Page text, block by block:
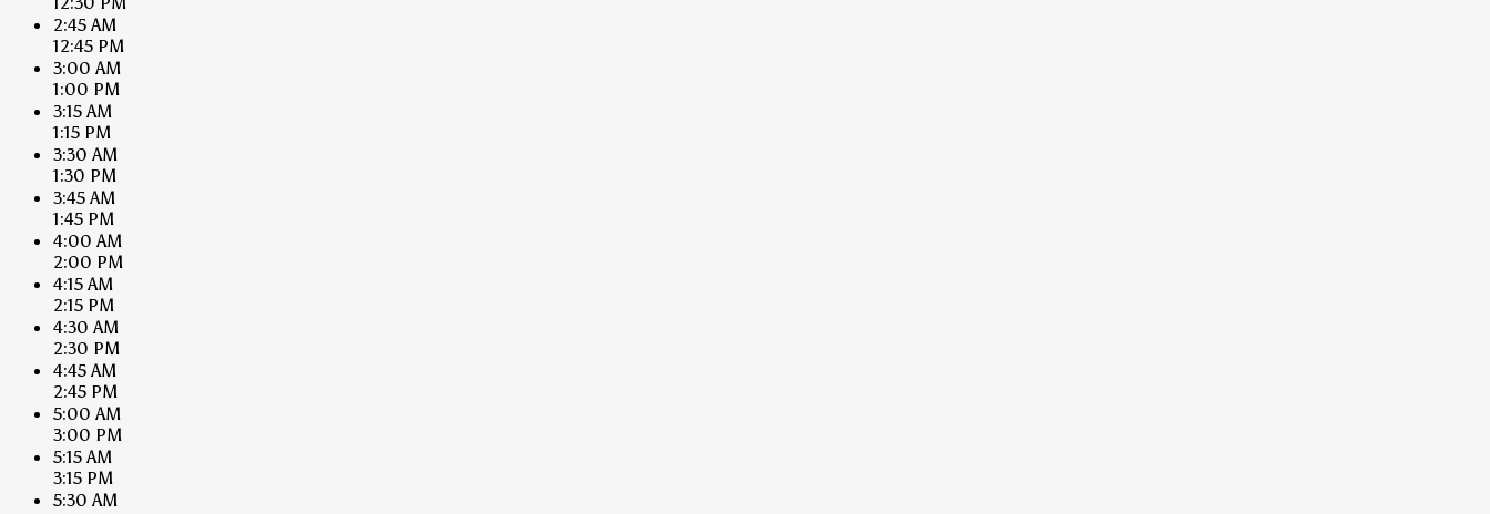
2:45 AM
12:45 PM
3:00 AM
1:00 PM
3:15 AM
1:15 PM
3:30 AM
1:30 PM
3:45 AM
1:45 PM
4:00 AM
2:00 PM
4:15 AM
2:15 PM
4:30 AM
2:30 PM
4:45 AM
2:45 PM
5:00 AM
3:00 PM
5:15 AM
3:15 PM
5:30 AM